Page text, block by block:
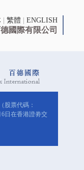
繁體 ENGLISH
國際有限公司
票代碼：
6日在香港證劵交